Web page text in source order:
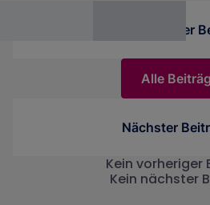
Anwendungsmöglichkeiten
Vorheriger
Alle
Nächster
Kein vorheriger
Kein nächster